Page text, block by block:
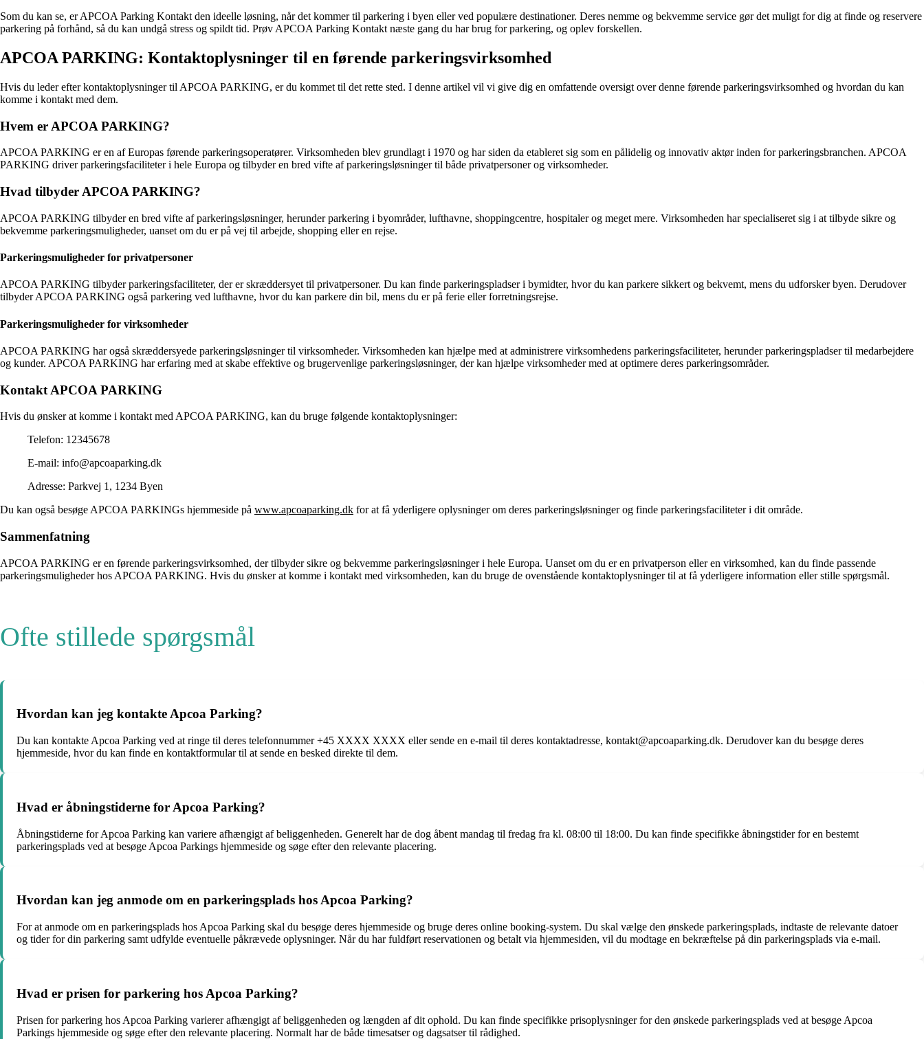
Som du kan se, er APCOA Parking Kontakt den ideelle løsning, når det kommer til parkering i byen eller ved populære destinationer. Deres nemme og bekvemme service gør det muligt for dig at finde og reservere
parkering på forhånd, så du kan undgå stress og spildt tid. Prøv APCOA Parking Kontakt næste gang du har brug for parkering, og oplev forskellen.
APCOA PARKING: Kontaktoplysninger til en førende parkeringsvirksomhed
Hvis du leder efter kontaktoplysninger til APCOA PARKING, er du kommet til det rette sted. I denne artikel vil vi give dig en omfattende oversigt over denne førende parkeringsvirksomhed og hvordan du kan
komme i kontakt med dem.
Hvem er APCOA PARKING?
APCOA PARKING er en af Europas førende parkeringsoperatører. Virksomheden blev grundlagt i 1970 og har siden da etableret sig som en pålidelig og innovativ aktør inden for parkeringsbranchen. APCOA
PARKING driver parkeringsfaciliteter i hele Europa og tilbyder en bred vifte af parkeringsløsninger til både privatpersoner og virksomheder.
Hvad tilbyder APCOA PARKING?
APCOA PARKING tilbyder en bred vifte af parkeringsløsninger, herunder parkering i byområder, lufthavne, shoppingcentre, hospitaler og meget mere. Virksomheden har specialiseret sig i at tilbyde sikre og
bekvemme parkeringsmuligheder, uanset om du er på vej til arbejde, shopping eller en rejse.
Parkeringsmuligheder for privatpersoner
APCOA PARKING tilbyder parkeringsfaciliteter, der er skræddersyet til privatpersoner. Du kan finde parkeringspladser i bymidter, hvor du kan parkere sikkert og bekvemt, mens du udforsker byen. Derudover
tilbyder APCOA PARKING også parkering ved lufthavne, hvor du kan parkere din bil, mens du er på ferie eller forretningsrejse.
Parkeringsmuligheder for virksomheder
APCOA PARKING har også skræddersyede parkeringsløsninger til virksomheder. Virksomheden kan hjælpe med at administrere virksomhedens parkeringsfaciliteter, herunder parkeringspladser til medarbejdere
og kunder. APCOA PARKING har erfaring med at skabe effektive og brugervenlige parkeringsløsninger, der kan hjælpe virksomheder med at optimere deres parkeringsområder.
Kontakt APCOA PARKING
Hvis du ønsker at komme i kontakt med APCOA PARKING, kan du bruge følgende kontaktoplysninger:
Telefon: 12345678
E-mail: info@apcoaparking.dk
Adresse: Parkvej 1, 1234 Byen
Du kan også besøge APCOA PARKINGs hjemmeside på www.apcoaparking.dk for at få yderligere oplysninger om deres parkeringsløsninger og finde parkeringsfaciliteter i dit område.
Sammenfatning
APCOA PARKING er en førende parkeringsvirksomhed, der tilbyder sikre og bekvemme parkeringsløsninger i hele Europa. Uanset om du er en privatperson eller en virksomhed, kan du finde passende
parkeringsmuligheder hos APCOA PARKING. Hvis du ønsker at komme i kontakt med virksomheden, kan du bruge de ovenstående kontaktoplysninger til at få yderligere information eller stille spørgsmål.
Ofte stillede spørgsmål
Hvordan kan jeg kontakte Apcoa Parking?
Du kan kontakte Apcoa Parking ved at ringe til deres telefonnummer +45 XXXX XXXX eller sende en e-mail til deres kontaktadresse, kontakt@apcoaparking.dk. Derudover kan du besøge deres
hjemmeside, hvor du kan finde en kontaktformular til at sende en besked direkte til dem.
Hvad er åbningstiderne for Apcoa Parking?
Åbningstiderne for Apcoa Parking kan variere afhængigt af beliggenheden. Generelt har de dog åbent mandag til fredag ​​fra kl. 08:00 til 18:00. Du kan finde specifikke åbningstider for en bestemt
parkeringsplads ved at besøge Apcoa Parkings hjemmeside og søge efter den relevante placering.
Hvordan kan jeg anmode om en parkeringsplads hos Apcoa Parking?
For at anmode om en parkeringsplads hos Apcoa Parking skal du besøge deres hjemmeside og bruge deres online booking-system. Du skal vælge den ønskede parkeringsplads, indtaste de relevante datoer
og tider for din parkering samt udfylde eventuelle påkrævede oplysninger. Når du har fuldført reservationen og betalt via hjemmesiden, vil du modtage en bekræftelse på din parkeringsplads via e-mail.
Hvad er prisen for parkering hos Apcoa Parking?
Prisen for parkering hos Apcoa Parking varierer afhængigt af beliggenheden og længden af ​​dit ophold. Du kan finde specifikke prisoplysninger for den ønskede parkeringsplads ved at besøge Apcoa
Parkings hjemmeside og søge efter den relevante placering. Normalt har de både timesatser og dagsatser til rådighed.